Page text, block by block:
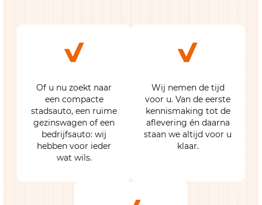
Of u nu zoekt naar
een compacte
stadsauto, een ruime
gezinswagen of een
bedrijfsauto: wij
hebben voor ieder
wat wils.
Wij nemen de tijd
voor u. Van de eerste
kennismaking tot de
aflevering én daarna
staan we altijd voor u
klaar.